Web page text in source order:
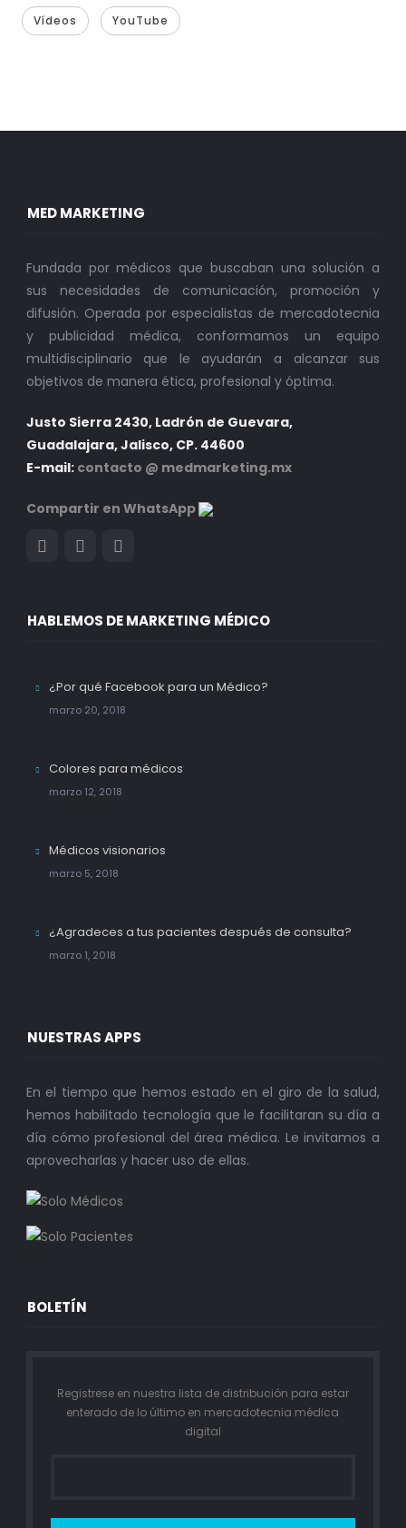
Vídeos YouTube
MED MARKETING
Fundada por médicos que buscaban una solución a
sus necesidades de comunicación, promoción y
difusión. Operada por especialistas de mercadotecnia
y publicidad médica, conformamos un equipo
multidisciplinario que le ayudarán a alcanzar sus
objetivos de manera ética, profesional y óptima.
Justo Sierra 2430, Ladrón de Guevara,
Guadalajara, Jalisco, CP. 44600
E-mail: contacto @ medmarketing.mx
Compartir en WhatsApp
HABLEMOS DE MARKETING MÉDICO
¿Por qué Facebook para un Médico?
marzo 20, 2018
Colores para médicos
marzo 12, 2018
Médicos visionarios
marzo 5, 2018
¿Agradeces a tus pacientes después de consulta?
marzo 1, 2018
NUESTRAS APPS
En el tiempo que hemos estado en el giro de la salud,
hemos habilitado tecnología que le facilitaran su día a
día cómo profesional del área médica. Le invitamos a
aprovecharlas y hacer uso de ellas.
BOLETÍN
Registrese en nuestra lista de distribución para estar
enterado de lo último en mercadotecnia médica
digital